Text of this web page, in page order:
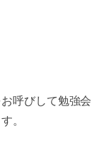
呼びして勉強会
。